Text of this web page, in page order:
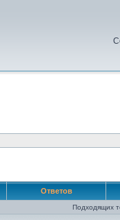
Ответов
Подходящих